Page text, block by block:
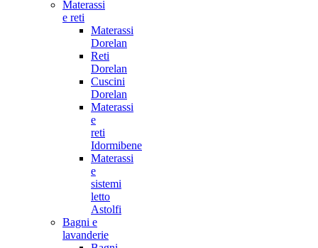
Materassi
e reti
Materassi
Dorelan
Reti
Dorelan
Cuscini
Dorelan
Materassi
e
reti
Idormibene
Materassi
e
sistemi
letto
Astolfi
Bagni e
lavanderie